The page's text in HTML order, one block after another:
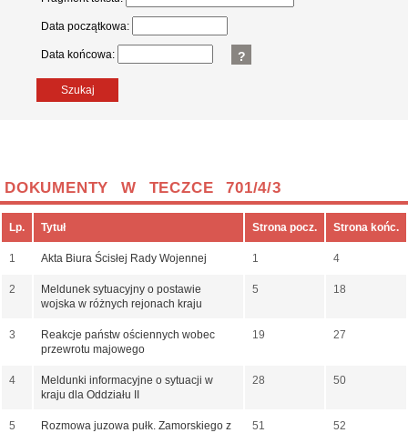
Data początkowa:
Data końcowa: ?
Szukaj
DOKUMENTY W TECZCE 701/4/3
Lp. Tytuł Strona pocz. Strona końc.
1 Akta Biura Ścisłej Rady Wojennej 1 4
2
Meldunek sytuacyjny o postawie
wojska w różnych rejonach kraju
5 18
3
Reakcje państw ościennych wobec
przewrotu majowego
19 27
4
Meldunki informacyjne o sytuacji w
kraju dla Oddziału II
28 50
5
Rozmowa juzowa pułk. Zamorskiego z
51 52